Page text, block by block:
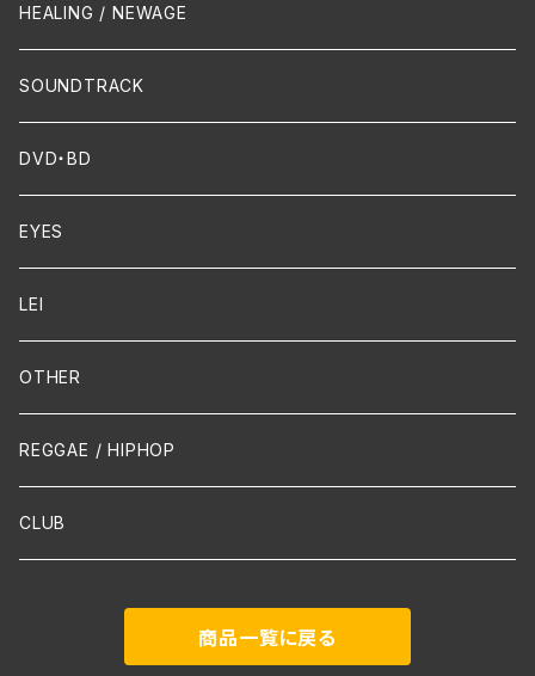
Crossover / Fusion
Dixie / New Orleans
FUNK
Chanson
Piano
Flute
Violin
Cello
Guitar / Ukulele
Mandolin
声楽
吹奏楽
Contemporary / Avangarde
HEALING / NEWAGE
SOUNDTRACK
DVD・BD
EYES
LEI
OTHER
REGGAE / HIPHOP
CLUB
商品一覧に戻る